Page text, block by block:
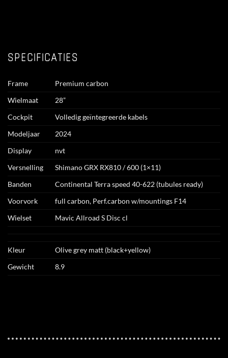
SPECIFICATIES
Frame
Premium carbon
Wielmaat
28”
Cockpit
Volledig geïntegreerde kabels
Modeljaar
2024
Display
nvt
Versnelling
Shimano GRX RX810 / 600 (1×11)
Banden
Continental Terra speed 40-622 (tubules ready)
Voorvork
full carbon, Perf.carbon w/mountings F14
Wielset
Mavic Allroad S Disc cl
Kleur
Olive grey matt (black+yellow)
Gewicht
8.9